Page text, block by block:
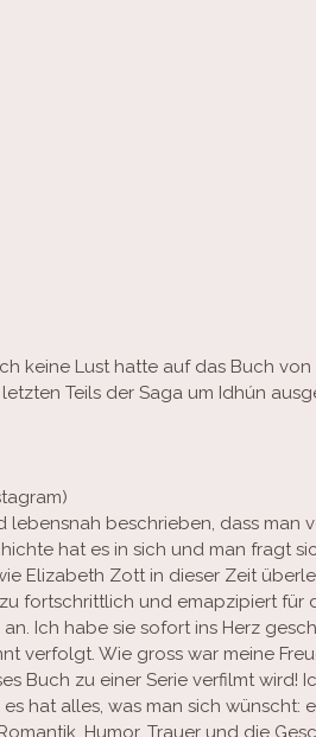
keine Lust hatte auf das Buch von
Teils der Saga um Idhún
lebensnah beschrieben, dass man
hat es in sich und man fragt
Elizabeth Zott in dieser Zeit
fortschrittlich und emapzipiert für
Ich habe sie sofort ins Herz
verfolgt. Wie gross war meine
Buch zu einer Serie verfilmt wird!
hat alles, was man sich wünscht: